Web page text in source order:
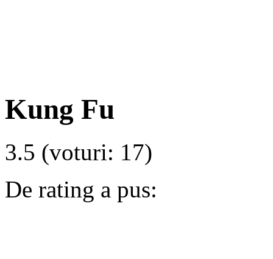
Kung Fu
3.5 (voturi: 17)
De rating a pus: